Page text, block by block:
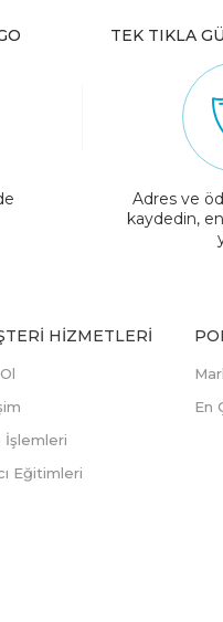
TEK TIKLA
Adres ve
kaydedin, en
HIZMETLERI
İşlemleri
Eğitimleri
En